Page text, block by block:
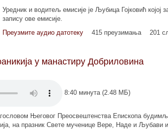
Уредник и водитељ емисије је Љубица Гојковић којој
запису ове емисије.
Преузмите аудио датотеку
415 преузимања 201
у манастиру Добриловина
8:40 минута (2.48 МБ)
Његовог Преосвештенства Епископа
на празник Свете мученице Вере, Наде и Љубави